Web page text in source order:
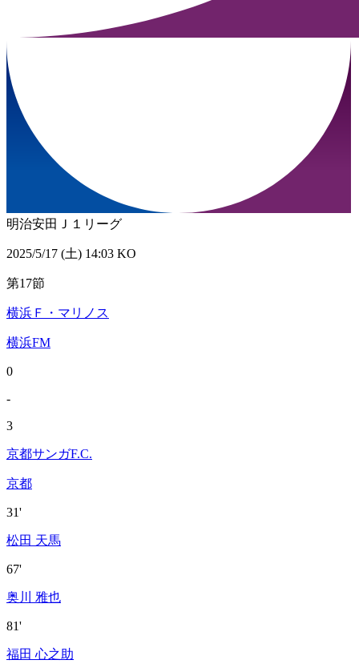
明治安田Ｊ１リーグ
2025/5/17 (土) 14:03 KO
第17節
横浜Ｆ・マリノス
横浜FM
0
-
3
京都サンガF.C.
京都
31'
松田 天馬
67'
奥川 雅也
81'
福田 心之助